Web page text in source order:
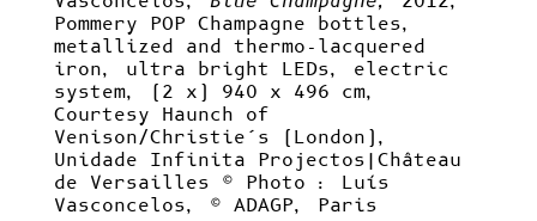
Pommery POP Champagne bottles,
metallized and thermo-lacquered
iron, ultra bright LEDs, electric
system, (2 x) 940 x 496 cm,
Courtesy Haunch of
Venison/Christie’s (London),
Unidade Infinita Projectos|Château
de Versailles © Photo : Luís
Vasconcelos, © ADAGP, Paris